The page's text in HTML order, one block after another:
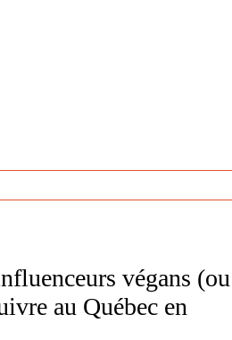
végans (ou
au Québec en